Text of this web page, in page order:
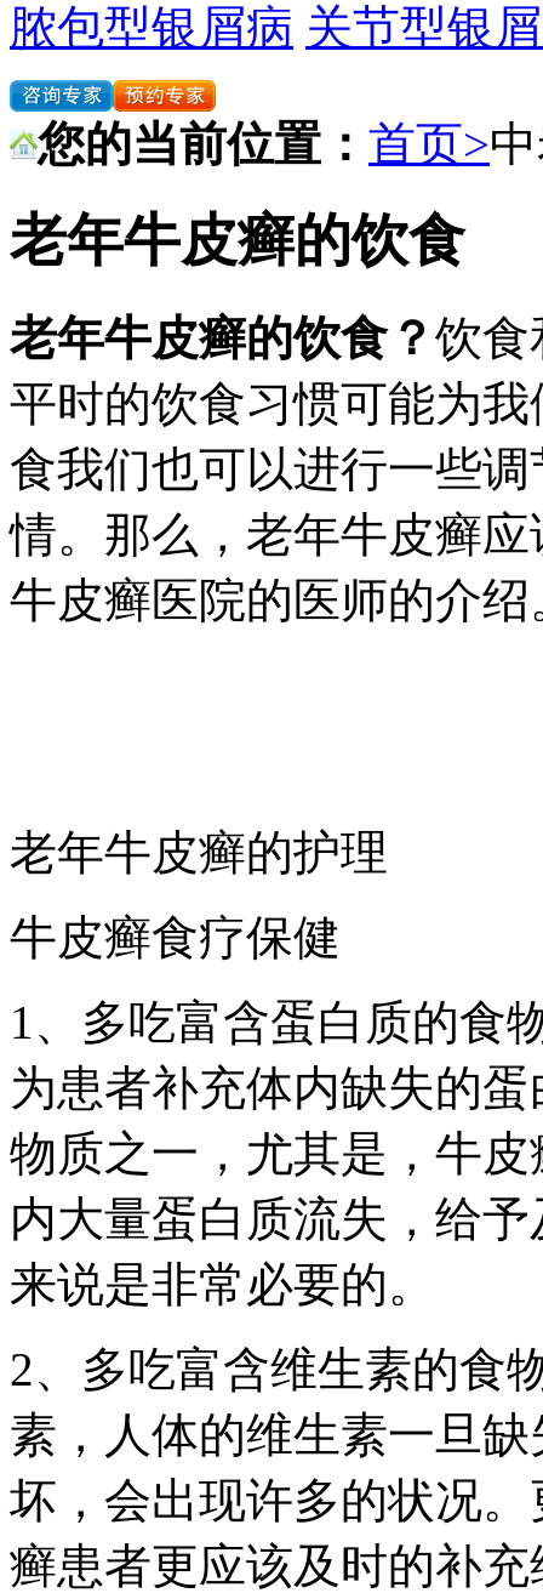
脓包型银屑病 关节型银
您的当前位置： 首页>
老年牛皮癣的饮食
老年牛皮癣的饮食？ 饮食
平时的饮食习惯可能为
食我们也可以进行一些
情。那么，老年牛皮癣
牛皮癣医院的医师的介绍
老年牛皮癣的护理
牛皮癣食疗保健
1、多吃富含蛋白质的食
为患者补充体内缺失的
物质之一，尤其是，牛
内大量蛋白质流失，给
来说是非常必要的。
2、多吃富含维生素的食
素，人体的维生素一旦
坏，会出现许多的状况
癣患者更应该及时的补